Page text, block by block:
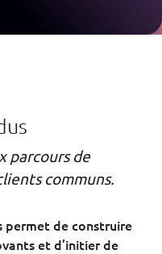
parcours de
communs.
permet de construire
et d’initier de